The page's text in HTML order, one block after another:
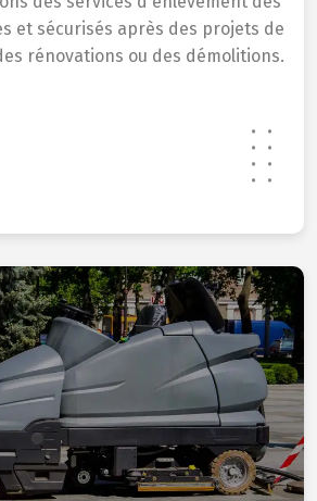
et sécurisés après des projets de
rénovations ou des démolitions.